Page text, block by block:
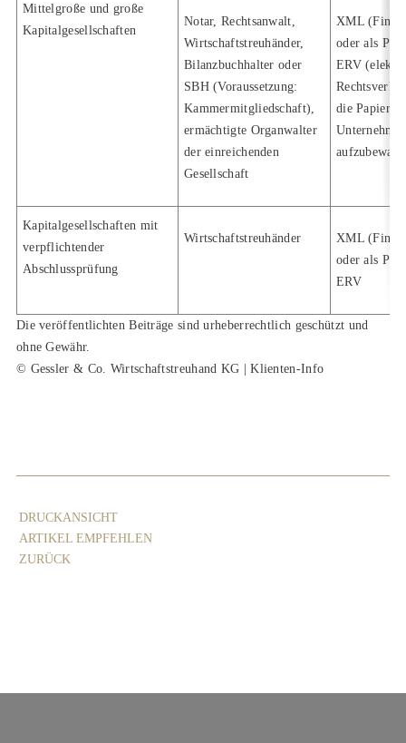
Mittelgroße und große
Kapitalgesellschaften
Notar, Rechtsanwalt,
Wirtschaftstreuhänder,
Bilanzbuchhalter oder
SBH (Voraussetzung:
Kammermitgliedschaft),
ermächtigte Organwalter
der einreichenden
Gesellschaft
XML
oder als
ERV
die
Kapitalgesellschaften mit
verpflichtender
Abschlussprüfung
Wirtschaftstreuhänder
XML
oder als
ERV
Die veröffentlichten Beiträge sind urheberrechtlich geschützt und
ohne Gewähr.
© Gessler & Co. Wirtschaftstreuhand KG | Klienten-Info
DRUCKANSICHT
ARTIKEL EMPFEHLEN
ZURÜCK